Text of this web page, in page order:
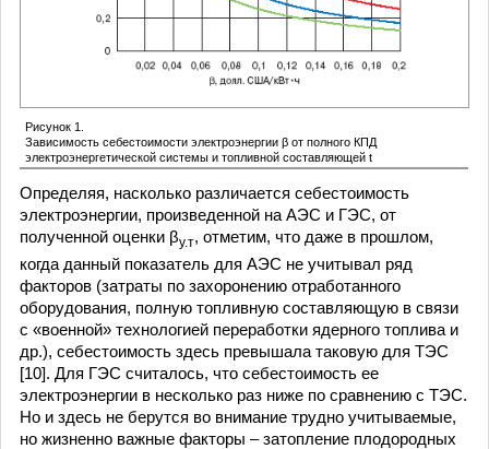
Рисунок 1.
Зависимость себестоимости электроэнергии β от полного КПД
электроэнергетической системы и топливной составляющей t
Определяя, насколько различается себестоимость
электроэнергии, произведенной на АЭС и ГЭС, от
полученной оценки βу.т, отметим, что даже в прошлом,
когда данный показатель для АЭС не учитывал ряд
факторов (затраты по захоронению отработанного
оборудования, полную топливную составляющую в связи
с «военной» технологией переработки ядерного топлива и
др.), себестоимость здесь превышала таковую для ТЭС
[10]. Для ГЭС считалось, что себестоимость ее
электроэнергии в несколько раз ниже по сравнению с ТЭС.
Но и здесь не берутся во внимание трудно учитываемые,
но жизненно важные факторы – затопление плодородных